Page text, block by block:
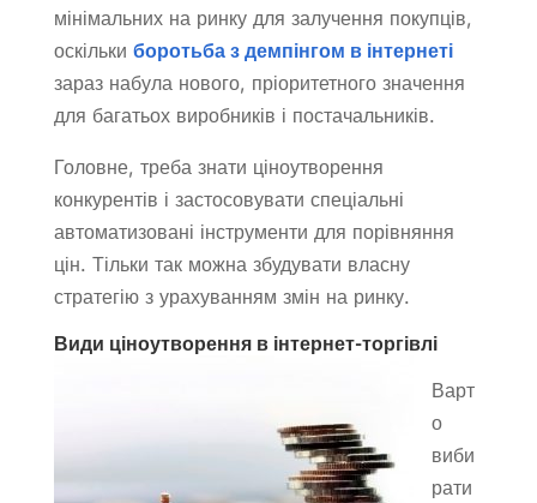
мінімальних на ринку для залучення покупців,
оскільки боротьба з демпінгом в інтернеті
зараз набула нового, пріоритетного значення
для багатьох виробників і постачальників.
Головне, треба знати ціноутворення
конкурентів і застосовувати спеціальні
автоматизовані інструменти для порівняння
цін. Тільки так можна збудувати власну
стратегію з урахуванням змін на ринку.
Види ціноутворення в інтернет-торгівлі
Варт
о
виби
рати